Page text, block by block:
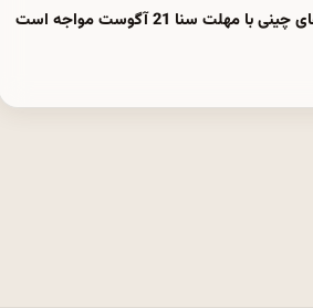
مهلت سنا 21 آگوست مواجه است